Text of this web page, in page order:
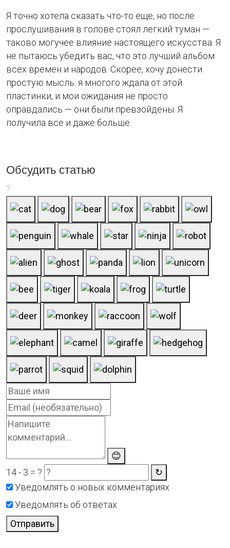
Я точно хотела сказать что-то еще, но после
прослушивания в голове стоял легкий туман —
таково могучее влияние настоящего искусства. Я
не пытаюсь убедить вас, что это лучший альбом
всех времен и народов. Скорее, хочу донести
простую мысль: я многого ждала от этой
пластинки, и мои ожидания не просто
оправдались — они были превзойдены. Я
получила все и даже больше.
Обсудить статью
?
😊
14 - 3 = ?
↻
Уведомлять о новых комментариях
Уведомлять об ответах
Отправить